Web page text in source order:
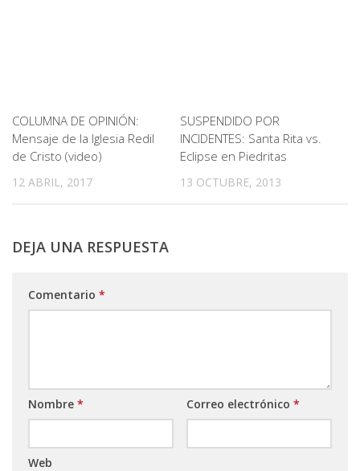
COLUMNA DE OPINIÓN:
Mensaje de la Iglesia Redil
de Cristo (video)
12 ABRIL, 2017
SUSPENDIDO POR
INCIDENTES: Santa Rita vs.
Eclipse en Piedritas
13 OCTUBRE, 2013
DEJA UNA RESPUESTA
Comentario *
Nombre * Correo electrónico *
Web